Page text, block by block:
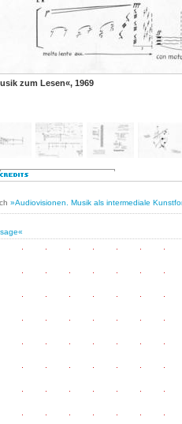
zum Lesen«, 1969
»Audiovisionen. Musik als intermediale